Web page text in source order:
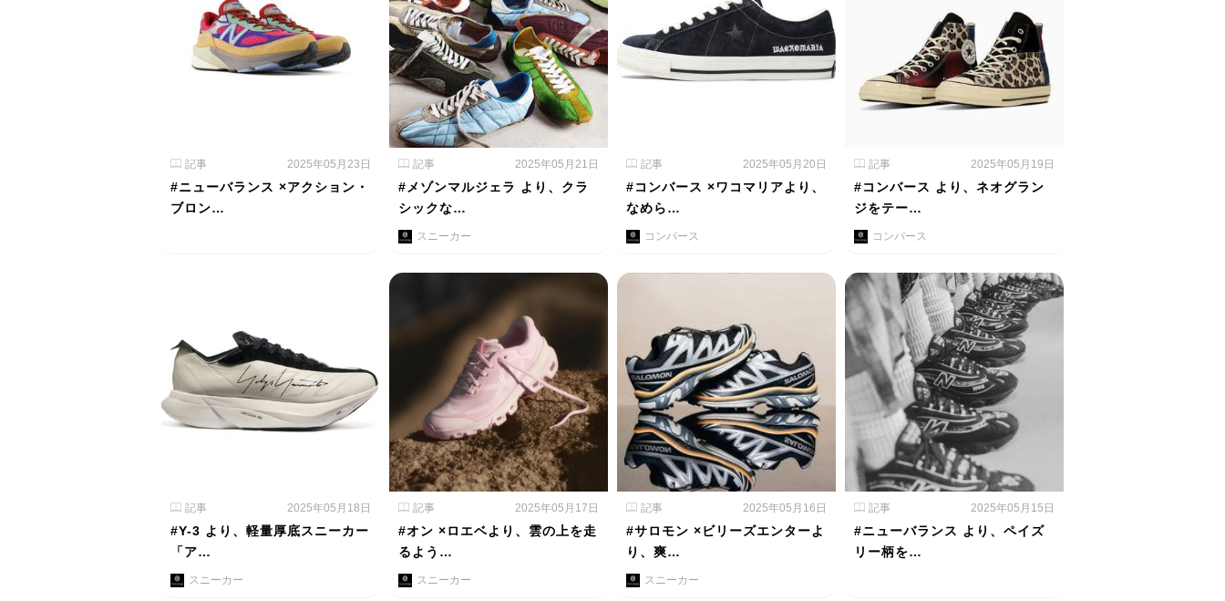
記事 2025年05月23日
#ニューバランス ×アクション・
ブロン…
記事 2025年05月21日
#メゾンマルジェラ より、クラ
シックな…
スニーカー
記事 2025年05月20日
#コンバース ×ワコマリアより、
なめら…
コンバース
記事 2025年05月19日
#コンバース より、ネオグラン
ジをテー…
コンバース
記事 2025年05月18日
#Y-3 より、軽量厚底スニーカー
「ア…
スニーカー
記事 2025年05月17日
#オン ×ロエベより、雲の上を走
るよう…
スニーカー
記事 2025年05月16日
#サロモン ×ビリーズエンターよ
り、爽…
スニーカー
記事 2025年05月15日
#ニューバランス より、ペイズ
リー柄を…